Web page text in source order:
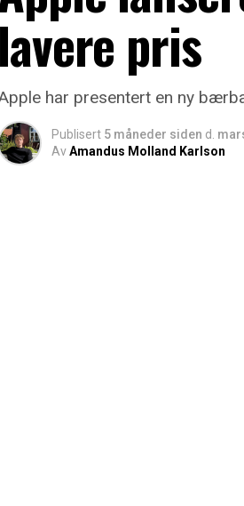
lavere pris
har presentert en ny
Publisert 5 måneder siden d.
AvAmandus Molland Karlson